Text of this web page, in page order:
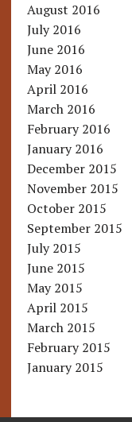
August 2016
July 2016
June 2016
May 2016
April 2016
March 2016
February 2016
January 2016
December 2015
November 2015
October 2015
September 2015
July 2015
June 2015
May 2015
April 2015
March 2015
February 2015
January 2015